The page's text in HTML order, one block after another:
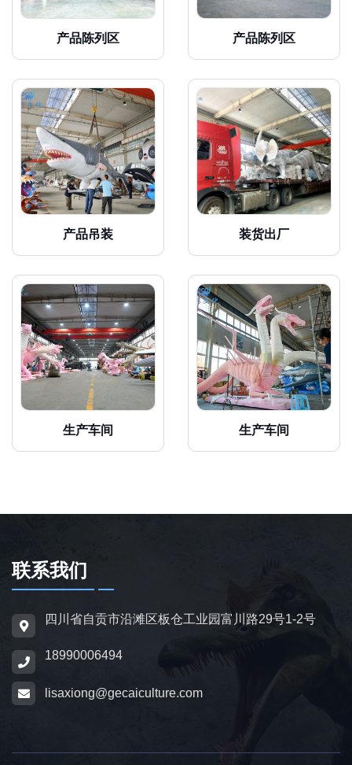
产品陈列区 产品陈列区
产品吊装 装货出厂
生产车间 生产车间
联系我们
四川省自贡市沿滩区板仓工业园富川路29号1-2号
18990006494
lisaxiong@gecaiculture.com